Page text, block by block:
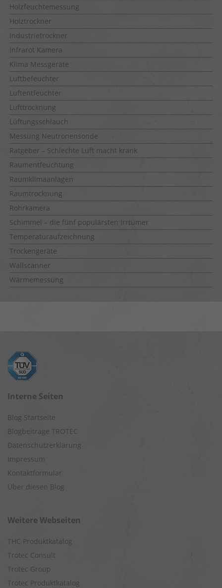
Holzfeuchtemessung
Holztrockner
Industrietrockner
Infrarot Kamera
Klima Messgeräte
Luftbefeuchter
Luftentfeuchter
Lufttrocknung
Lüftungsschlauch
Messung Neutronensonde
Ratgeber – Schlechte Luft macht krank
Raumentfeuchtung
Raumklimaanlagen
Raumtrocknung
Rohrkamera
Schimmel – die fünf populärsten Irrtümer
Temperaturaufzeichnung
Trockengeräte
Wallscanner
Wärmemessung
Interne Seiten
Blog Startseite
Blogbeiträge TROTEC
Datenschutzerklärung
Impressum
Kontaktformular
Über diesen Blog
Weitere Webseiten
THC Produktkatalog
Trotec Consult
Trotec Group
Trotec Produktkatalog